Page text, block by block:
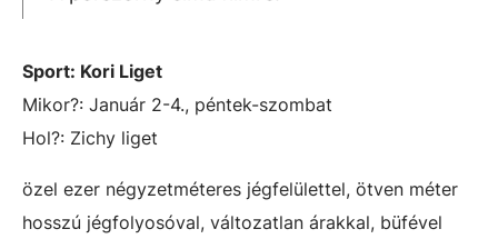
Sport: Kori Liget
Mikor?: Január 2-4., péntek-szombat
Hol?: Zichy liget
özel ezer négyzetméteres jégfelülettel, ötven méter
hosszú jégfolyosóval, változatlan árakkal, büfével